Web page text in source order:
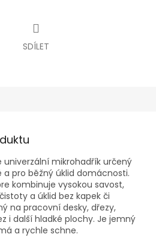
SDÍLET
univerzální mikrohadřík určený
pro běžný úklid domácnosti.
kombinuje vysokou savost,
a úklid bez kapek či
na pracovní desky, dřezy,
i další hladké plochy. Je jemný
a rychle schne.